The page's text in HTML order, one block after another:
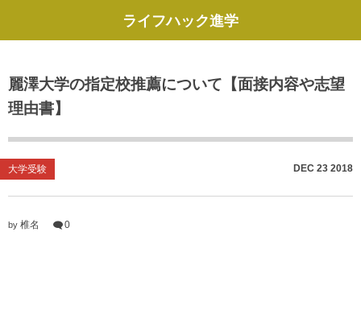
ライフハック進学
麗澤大学の指定校推薦について【面接内容や志望
理由書】
大学受験 DEC 23 2018
by 椎名 0